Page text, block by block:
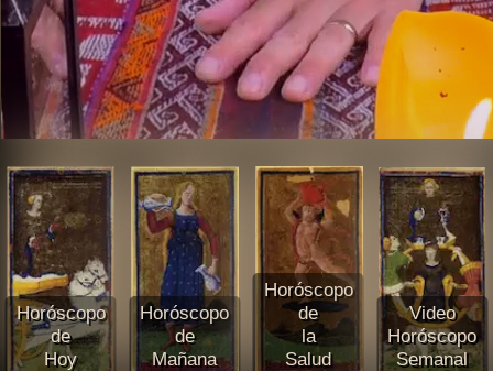
Horóscopo
de
Hoy
Horóscopo
de
Mañana
Horóscopo
de
la
Salud
Video
Horóscopo
Semanal